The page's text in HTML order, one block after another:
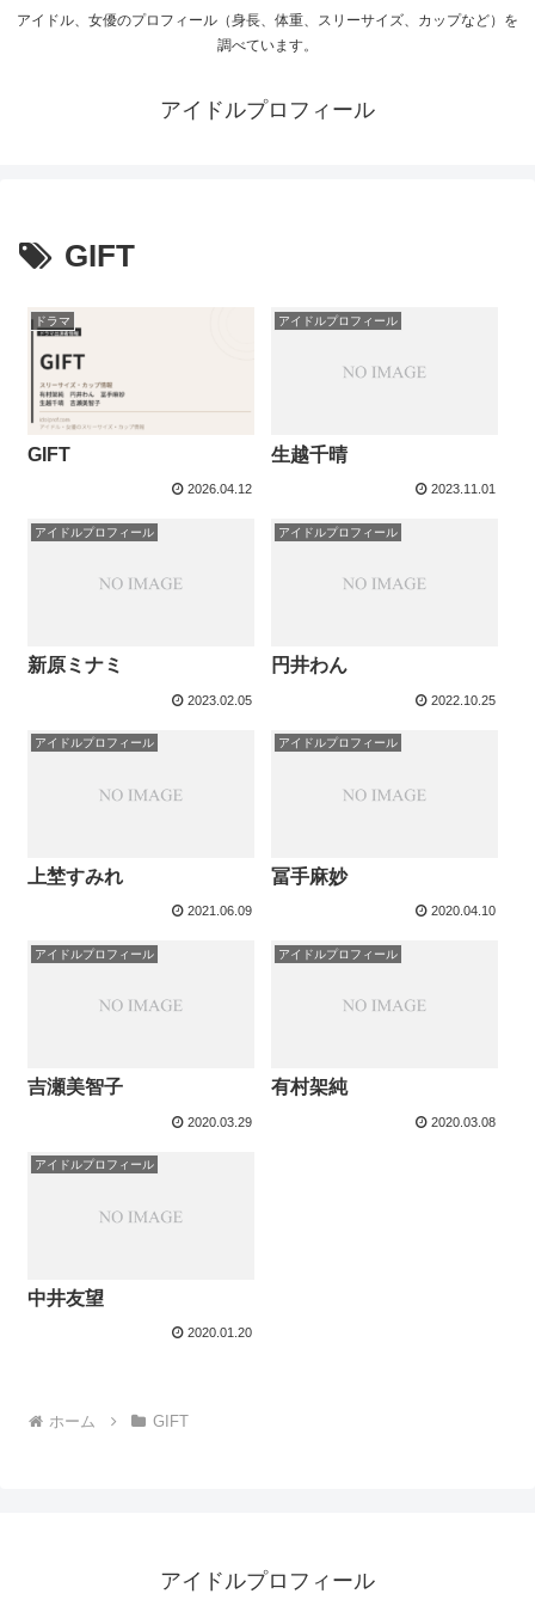
アイドル、女優のプロフィール（身長、体重、スリーサイズ、カップなど）を
調べています。
アイドルプロフィール
GIFT
ドラマ
GIFT
2026.04.12
アイドルプロフィール
生越千晴
2023.11.01
アイドルプロフィール
新原ミナミ
2023.02.05
アイドルプロフィール
円井わん
2022.10.25
アイドルプロフィール
上埜すみれ
2021.06.09
アイドルプロフィール
冨手麻妙
2020.04.10
アイドルプロフィール
吉瀬美智子
2020.03.29
アイドルプロフィール
有村架純
2020.03.08
アイドルプロフィール
中井友望
2020.01.20
ホーム GIFT
アイドルプロフィール